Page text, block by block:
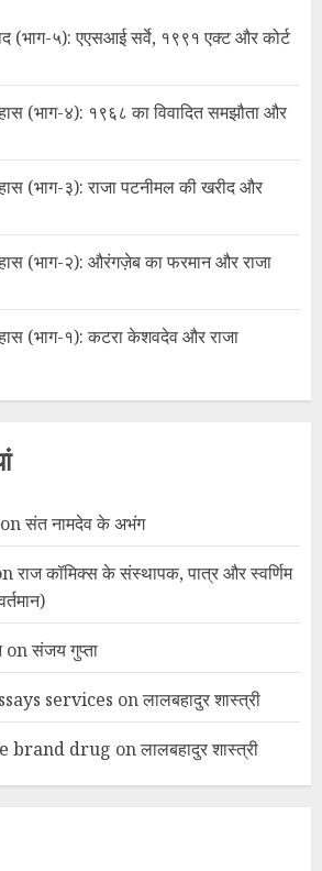
(भाग-५): एएसआई सर्वे, १९९१ एक्ट और कोर्ट
(भाग-४): १९६८ का विवादित समझौता और
(भाग-३): राजा पटनीमल की खरीद और
(भाग-२): औरंगज़ेब का फरमान और राजा
(भाग-१): कटरा केशवदेव और राजा
संत नामदेव के अभंग
राज कॉमिक्स के संस्थापक, पात्र और स्वर्णिम
onसंजय गुप्ता
services onलालबहादुर शास्त्री
brand drug onलालबहादुर शास्त्री